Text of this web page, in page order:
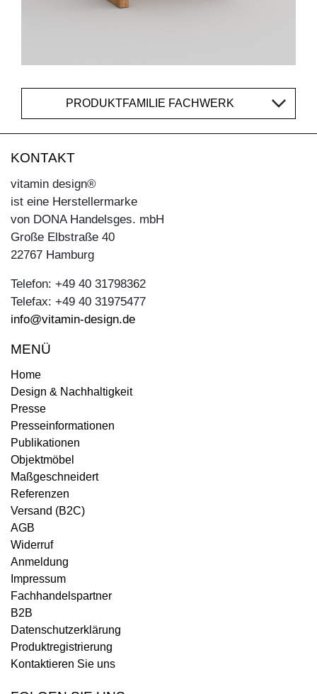
PRODUKTFAMILIE FACHWERK
KONTAKT
vitamin design®
ist eine Herstellermarke
von DONA Handelsges. mbH
Große Elbstraße 40
22767 Hamburg
Telefon: +49 40 31798362
Telefax: +49 40 31975477
info@vitamin-design.de
MENÜ
Home
Design & Nachhaltigkeit
Presse
Presseinformationen
Publikationen
Objektmöbel
Maßgeschneidert
Referenzen
Versand (B2C)
AGB
Widerruf
Anmeldung
Impressum
Fachhandelspartner
B2B
Datenschutzerklärung
Produktregistrierung
Kontaktieren Sie uns